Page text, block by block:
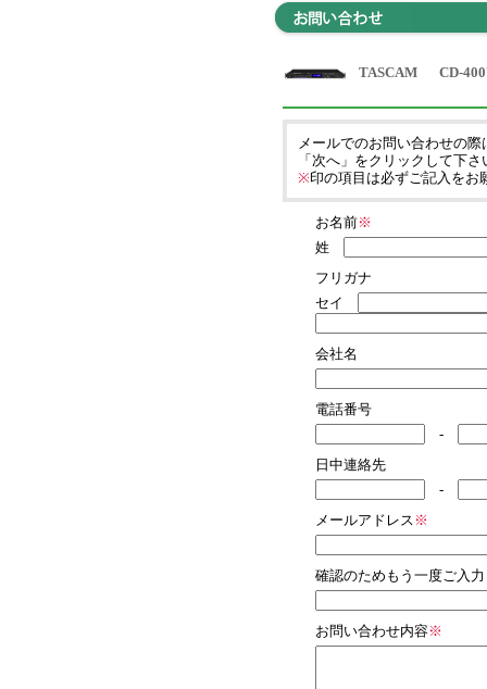
TASCAM CD-
メールでのお問い合わせの
「次へ」をクリックして下さ
※印の項目は必ずご記入をお
お名前※
姓
フリガナ
セイ
会社名
電話番号
-
日中連絡先
-
メールアドレス ※
確認のためもう一度ご入
お問い合わせ内容※